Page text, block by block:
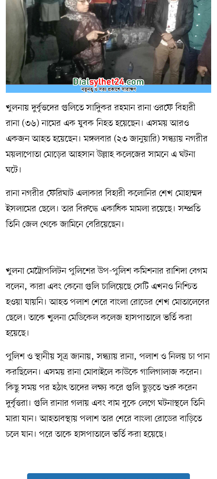
খুলনায় দুর্বৃত্তদের গুলিতে সাদিুকর রহমান রানা ওরফে বিহারী
রানা (৩৬) নামের এক যুবক নিহত হয়েছেন। এসময় আরও
একজন আহত হয়েছেন। মঙ্গলবার (২৩ জানুয়ারি) সন্ধ্যায় নগরীর
ময়লাপোতা মোড়ের আহসান উল্লাহ কলেজের সামনে এ ঘটনা
ঘটে।
রানা নগরীর ফেরিঘাট এলাকার বিহারী কলোনির শেখ মোহাম্মদ
ইসলামের ছেলে। তার বিরুদ্ধে একাধিক মামলা রয়েছে। সম্প্রতি
তিনি জেল থেকে জামিনে বেরিয়েছেন।
খুলনা মেট্রোপলিটন পুলিশের উপ-পুলিশ কমিশনার রাশিদা বেগম
বলেন, কারা এবং কেনো গুলি চালিয়েছে সেটি এখনও নিশ্চিত
হওয়া যায়নি। আহত পলাশ শেরে বাংলা রোডের শেখ মোতালেবের
ছেলে। তাকে খুলনা মেডিকেল কলেজ হাসপাতালে ভর্তি করা
হয়েছে।
পুলিশ ও স্থানীয় সূত্র জানায়, সন্ধ্যায় রানা, পলাশ ও নিলয় চা পান
করছিলেন। এসময় রানা মোবাইলে কাউকে গালিগালাজ করেন।
কিছু সময় পর হঠাৎ তাদের লক্ষ্য করে গুলি ছুড়তে শুরু করেন
দুর্বৃত্তরা। গুলি রানার গলায় এবং বাম বুকে লেগে ঘটনাস্থলে তিনি
মারা যান। আহতাবস্থায় পলাশ তার শেরে বাংলা রোডের বাড়িতে
চলে যান। পরে তাকে হাসপাতালে ভর্তি করা হয়েছে।
সম্পাদকীয় কলাম
ABOUT US
DIAL SYLHET